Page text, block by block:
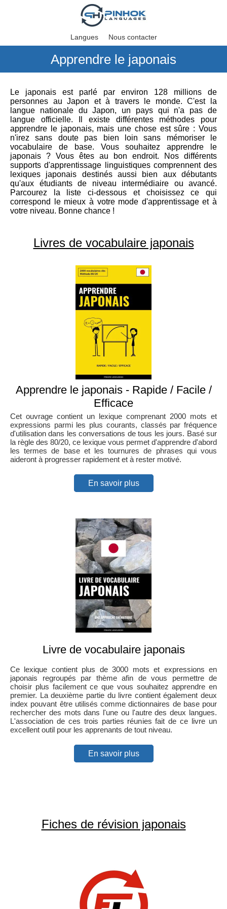
Langues Nous contacter
Apprendre le japonais
Le japonais est parlé par environ 128 millions de
personnes au Japon et à travers le monde. C'est la
langue nationale du Japon, un pays qui n'a pas de
langue officielle. Il existe différentes méthodes pour
apprendre le japonais, mais une chose est sûre : Vous
n'irez sans doute pas bien loin sans mémoriser le
vocabulaire de base. Vous souhaitez apprendre le
japonais ? Vous êtes au bon endroit. Nos différents
supports d'apprentissage linguistiques comprennent des
lexiques japonais destinés aussi bien aux débutants
qu'aux étudiants de niveau intermédiaire ou avancé.
Parcourez la liste ci-dessous et choisissez ce qui
correspond le mieux à votre mode d'apprentissage et à
votre niveau. Bonne chance !
Livres de vocabulaire japonais
Apprendre le japonais - Rapide / Facile /
Efficace
Cet ouvrage contient un lexique comprenant 2000 mots et
expressions parmi les plus courants, classés par fréquence
d'utilisation dans les conversations de tous les jours. Basé sur
la règle des 80/20, ce lexique vous permet d'apprendre d'abord
les termes de base et les tournures de phrases qui vous
aideront à progresser rapidement et à rester motivé.
En savoir plus
Livre de vocabulaire japonais
Ce lexique contient plus de 3000 mots et expressions en
japonais regroupés par thème afin de vous permettre de
choisir plus facilement ce que vous souhaitez apprendre en
premier. La deuxième partie du livre contient également deux
index pouvant être utilisés comme dictionnaires de base pour
rechercher des mots dans l'une ou l'autre des deux langues.
L'association de ces trois parties réunies fait de ce livre un
excellent outil pour les apprenants de tout niveau.
En savoir plus
Fiches de révision japonais